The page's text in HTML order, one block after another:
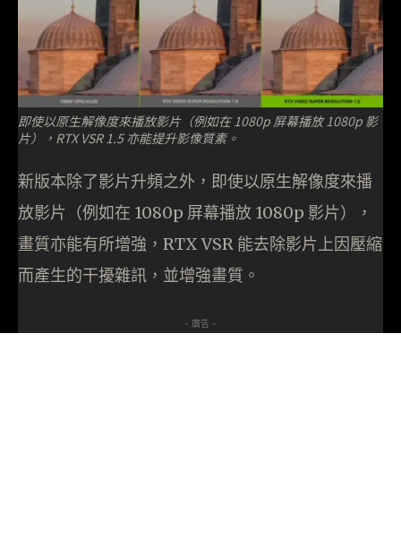
即使以原生解像度來播放影片（例如在 1080p 屏幕播放 1080p 影
片），RTX VSR 1.5 亦能提升影像質素。
新版本除了影片升頻之外，即使以原生解像度來播
放影片（例如在 1080p 屏幕播放 1080p 影片），
畫質亦能有所增強，RTX VSR 能去除影片上因壓縮
而產生的干擾雜訊，並增強畫質。
- 廣告 -